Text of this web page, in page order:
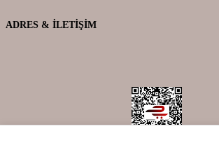
ADRES & İLETIŞIM